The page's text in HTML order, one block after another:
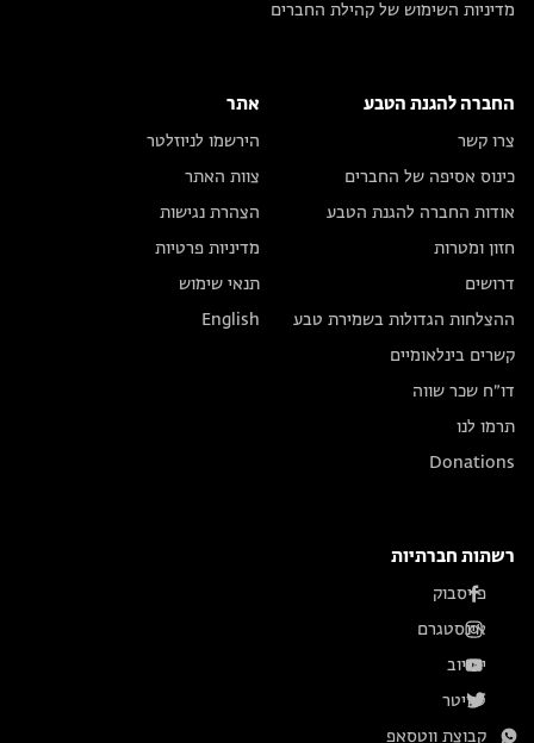
מדיניות השימוש של קהילת החברים
החברה להגנת הטבע
צרו קשר
כינוס אסיפה של החברים
אודות החברה להגנת הטבע
חזון ומטרות
דרושים
ההצלחות הגדולות בשמירת טבע
קשרים בינלאומיים
דו״ח שכר שווה
תרמו לנו
Donations
אתר
הירשמו לניוזלטר
צוות האתר
הצהרת נגישות
מדיניות פרטיות
תנאי שימוש
English
רשתות חברתיות
פייסבוק
אינסטגרם
יוטיוב
טוויטר
קבוצת ווטסאפ